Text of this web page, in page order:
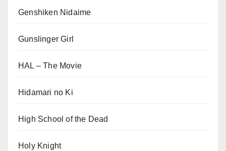
Genshiken Nidaime
Gunslinger Girl
HAL – The Movie
Hidamari no Ki
High School of the Dead
Holy Knight